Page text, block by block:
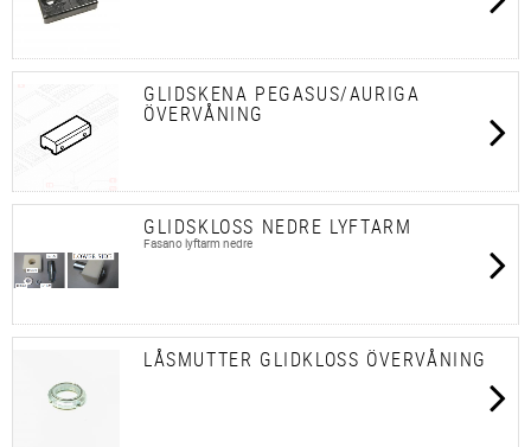
GLIDSKENA PEGASUS/AURIGA
ÖVERVÅNING
GLIDSKLOSS NEDRE LYFTARM
Fasano lyftarm nedre
LÅSMUTTER GLIDKLOSS ÖVERVÅNING